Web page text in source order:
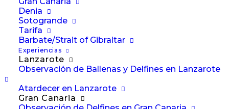
Denia
Sotogrande
Tarifa
Barbate/Strait of Gibraltar
Experiencias
Lanzarote
Observación de Ballenas y Delfines en Lanzarote
Atardecer en Lanzarote
Gran Canaria
Inmersión profunda... en